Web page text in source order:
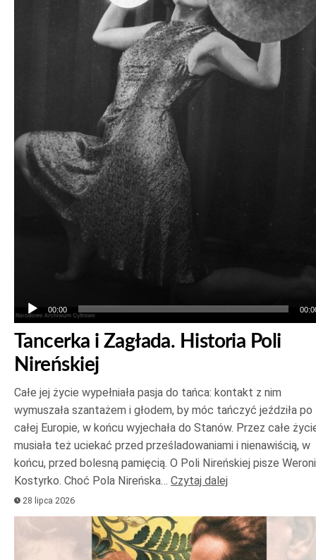
00:00
Tancerka i Zagłada. Historia Poli
Nireńskiej
Całe jej życie wypełniała pasja do tańca: kontakt z nim
wymuszała szantażem i głodem, by móc tańczyć jeździła po
całej Europie, w końcu wyjechała do Stanów. Przez całe
musiała też uciekać przed prześladowaniami i nienawiścią, w
końcu, przed bolesną pamięcią. O Poli Nireńskiej pisze
Kostyrko. Choć Pola Nireńska… Czytaj dalej
28 lipca 2026
plików